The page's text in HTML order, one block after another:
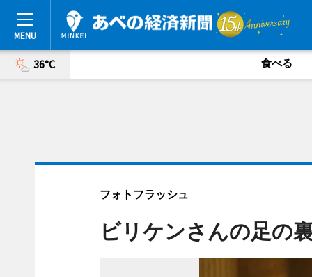
36°C 食べる
フォトフラッシュ
ビリケンさんの足の